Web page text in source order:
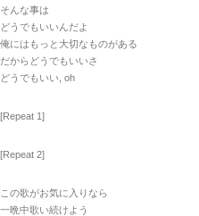
そんな事は
どうでもいいんだよ
俺にはもっと大切なものがある
だからどうでもいいさ
どうでもいい, oh
[Repeat 1]
[Repeat 2]
この歌がお気に入りなら
一晩中歌い続けよう